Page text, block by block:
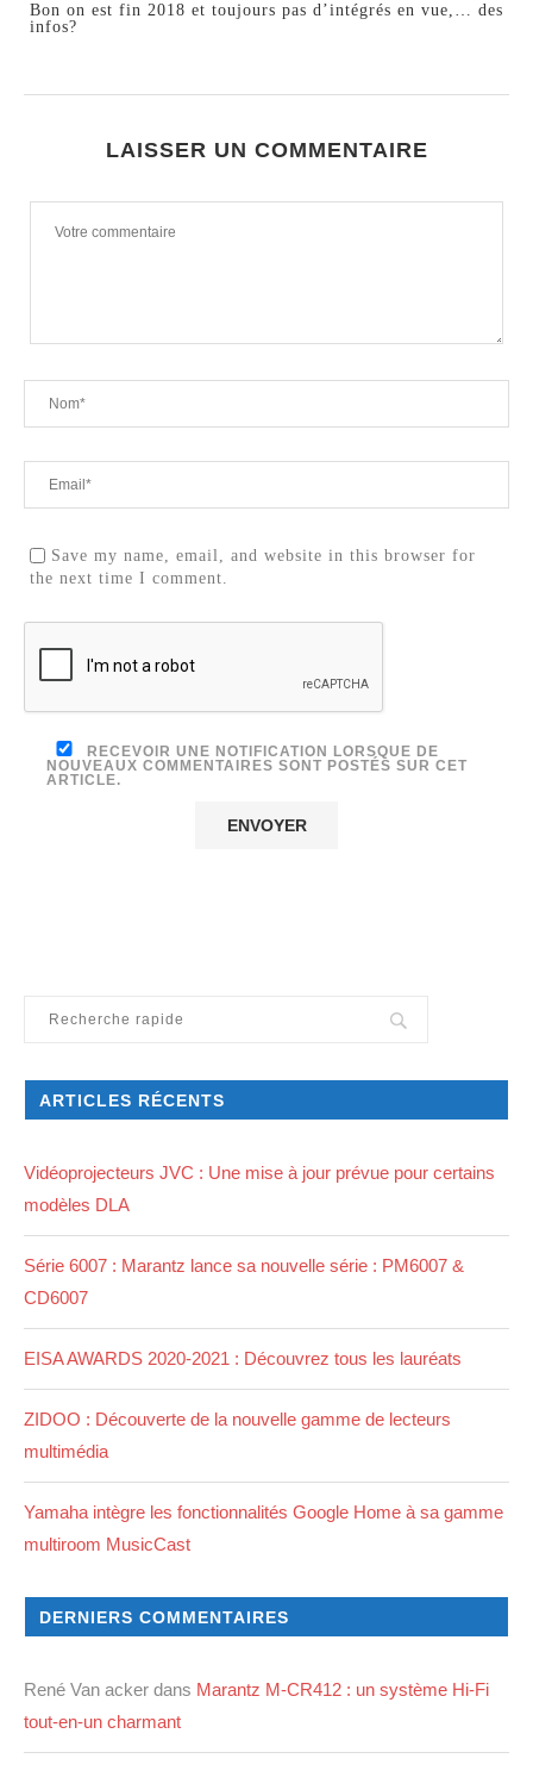
Bon on est fin 2018 et toujours pas d’intégrés en vue,… des
infos?
LAISSER UN COMMENTAIRE
Save my name, email, and website in this browser for
the next time I comment.
RECEVOIR UNE NOTIFICATION LORSQUE DE
NOUVEAUX COMMENTAIRES SONT POSTÉS SUR CET
ARTICLE.
ARTICLES RÉCENTS
Vidéoprojecteurs JVC : Une mise à jour prévue pour certains
modèles DLA
Série 6007 : Marantz lance sa nouvelle série : PM6007 &
CD6007
EISA AWARDS 2020-2021 : Découvrez tous les lauréats
ZIDOO : Découverte de la nouvelle gamme de lecteurs
multimédia
Yamaha intègre les fonctionnalités Google Home à sa gamme
multiroom MusicCast
DERNIERS COMMENTAIRES
René Van acker dans Marantz M-CR412 : un système Hi-Fi
tout-en-un charmant